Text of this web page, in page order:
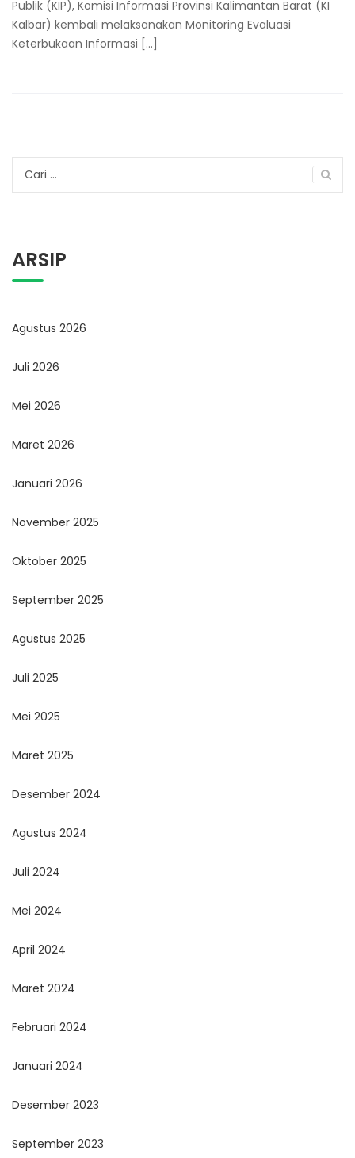
Publik (KIP), Komisi Informasi Provinsi Kalimantan Barat (KI
Kalbar) kembali melaksanakan Monitoring Evaluasi
Keterbukaan Informasi […]
ARSIP
Agustus 2026
Juli 2026
Mei 2026
Maret 2026
Januari 2026
November 2025
Oktober 2025
September 2025
Agustus 2025
Juli 2025
Mei 2025
Maret 2025
Desember 2024
Agustus 2024
Juli 2024
Mei 2024
April 2024
Maret 2024
Februari 2024
Januari 2024
Desember 2023
September 2023